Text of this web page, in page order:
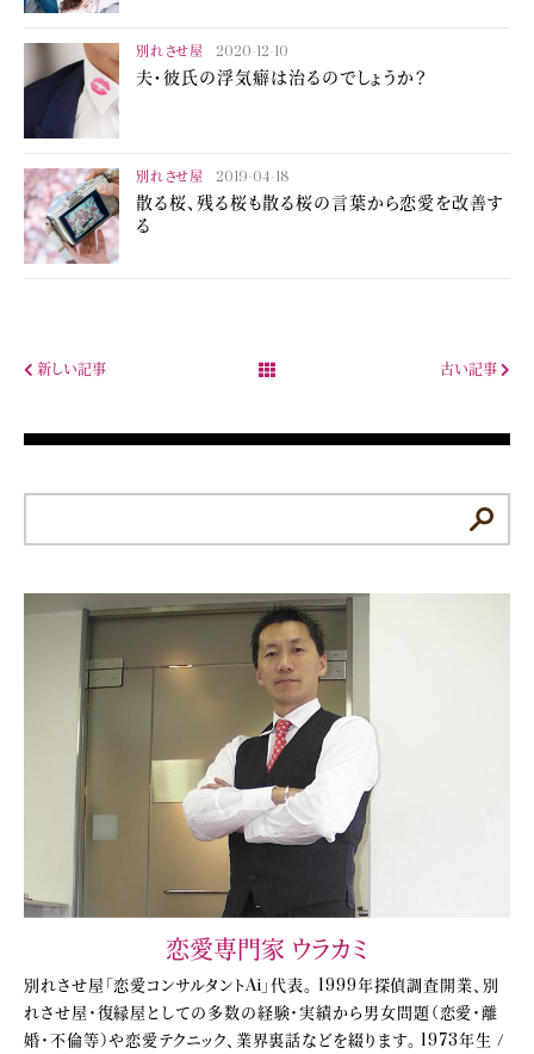
別れさせ屋 2020-12-10
夫・彼氏の浮気癖は治るのでしょうか？
別れさせ屋 2019-04-18
散る桜、残る桜も散る桜の言葉から恋愛を改善す
る
新しい記事 古い記事
恋愛専門家 ウラカミ
別れさせ屋「恋愛コンサルタントAi」代表。 1999年探偵調査開業、別
れさせ屋・復縁屋としての多数の経験・実績から男女問題（恋愛・離
婚・不倫等）や恋愛テクニック、業界裏話などを綴ります。 1973年生 /